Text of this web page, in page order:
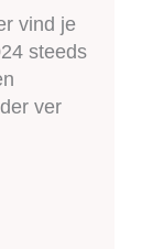
vind je
steeds
ver